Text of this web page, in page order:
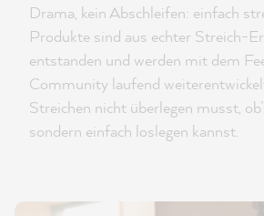
Drama, kein Abschleifen: einfach
Produkte sind aus echter Streich-
entstanden und werden mit dem
Community laufend
Streichen nicht überlegen musst,
sondern einfach loslegen kannst.